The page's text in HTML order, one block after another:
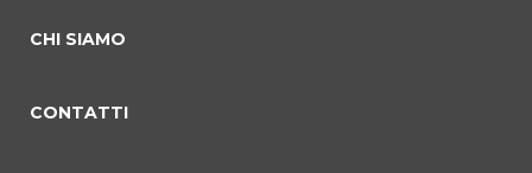
CHI SIAMO
CONTATTI